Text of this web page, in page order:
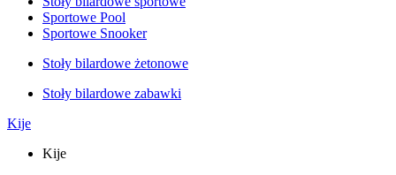
Sportowe Pool
Sportowe Snooker
Stoły bilardowe żetonowe
Stoły bilardowe zabawki
Kije
Kije